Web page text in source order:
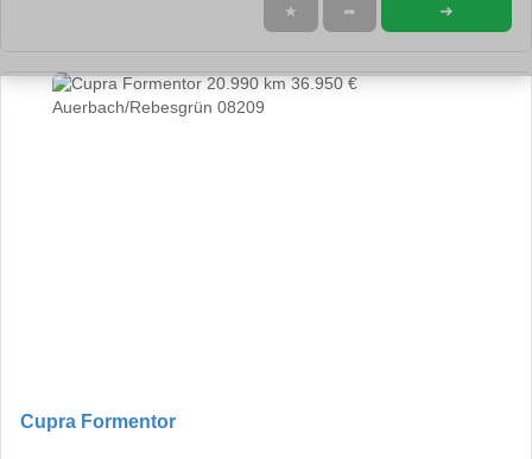
★ ➦ ➜
Cupra Formentor